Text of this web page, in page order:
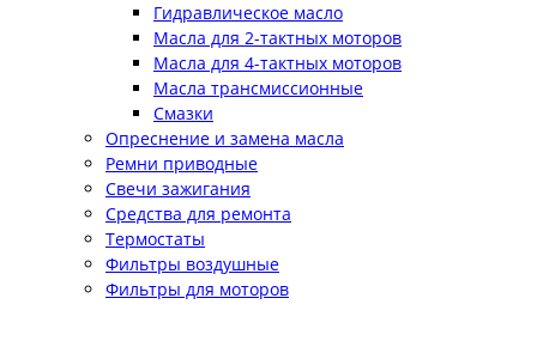
Гидравлическое масло
Масла для 2-тактных моторов
Масла для 4-тактных моторов
Масла трансмиссионные
Смазки
Опреснение и замена масла
Ремни приводные
Свечи зажигания
Средства для ремонта
Термостаты
Фильтры воздушные
Фильтры для моторов